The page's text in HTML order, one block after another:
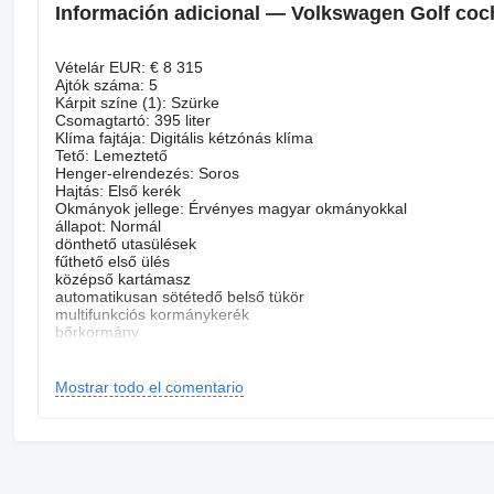
Información adicional — Volkswagen Golf
Vételár EUR: € 8 315
Ajtók száma: 5
Kárpit színe (1): Szürke
Csomagtartó: 395 liter
Klíma fajtája: Digitális kétzónás klíma
Tető: Lemeztető
Henger-elrendezés: Soros
Hajtás: Első kerék
Okmányok jellege: Érvényes magyar okmányokkal
állapot: Normál
dönthető utasülések
fűthető első ülés
középső kartámasz
automatikusan sötétedő belső tükör
multifunkciós kormánykerék
bőrkormány
ISOFIX rendszer
oldallégzsák
Mostrar todo el comentario